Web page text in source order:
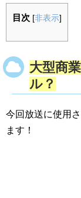
目次 [非表示]
大型商
ル？
今回放送に使用
ます！